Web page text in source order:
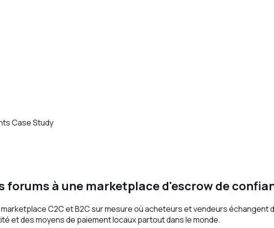
Case Study
forums à une marketplace d'escrow de
C2C et B2C sur mesure où acheteurs et vendeurs
et des moyens de paiement locaux partout dans le monde.